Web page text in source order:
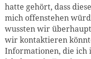
hatte gehört, dass
mich offenstehen
wussten wir
wir kontaktieren
Informationen, die ich